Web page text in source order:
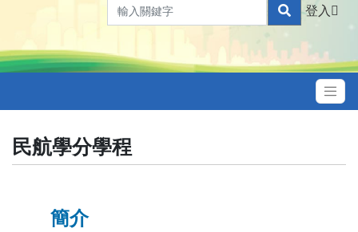
登入
民航學分學程
簡介